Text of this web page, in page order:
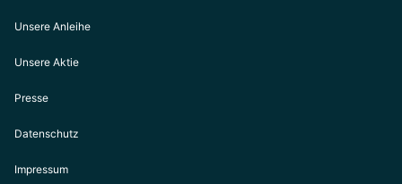
Unsere Anleihe
Unsere Aktie
Presse
Datenschutz
Impressum